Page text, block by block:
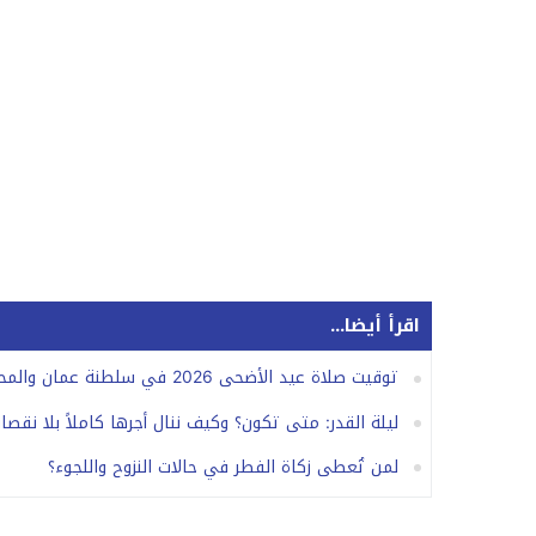
اقرأ أيضا...
توقيت صلاة عيد الأضحى 2026 في سلطنة عمان والمحافظات.. الموعد الرسمي
ليلة القدر: متى تكون؟ وكيف ننال أجرها كاملاً بلا
لمن تُعطى زكاة الفطر في حالات النزوح واللجوء؟